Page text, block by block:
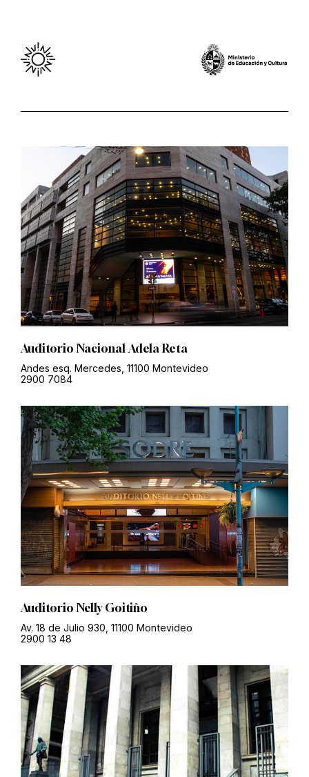
Auditorio Nacional Adela Reta
Andes esq. Mercedes, 11100 Montevideo
2900 7084
Auditorio Nelly Goitiño
Av. 18 de Julio 930, 11100 Montevideo
2900 13 48